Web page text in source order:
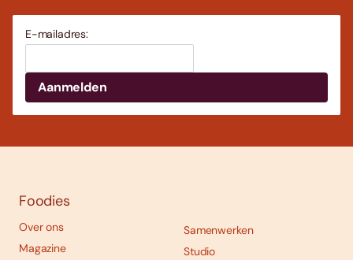
E-mailadres:
Foodies
Over ons
Magazine
Samenwerken
Studio